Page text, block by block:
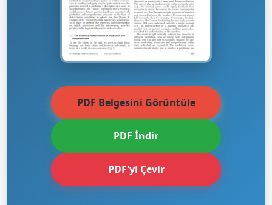
PDF Belgesini Görüntüle
PDF İndir
PDF'yi Çevir